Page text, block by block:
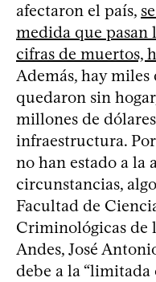
afectaron el país,
medida que pasan
cifras de muertos,
Además, hay miles
quedaron sin
millones de
infraestructura.
no han estado a la
circunstancias,
Facultad de
Criminológicas de
Andes, José
debe a la